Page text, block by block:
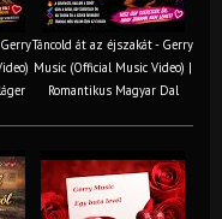
Táncold át az éjszakát - Gerry
Music (Official Music Video) |
Romantikus Magyar Dal